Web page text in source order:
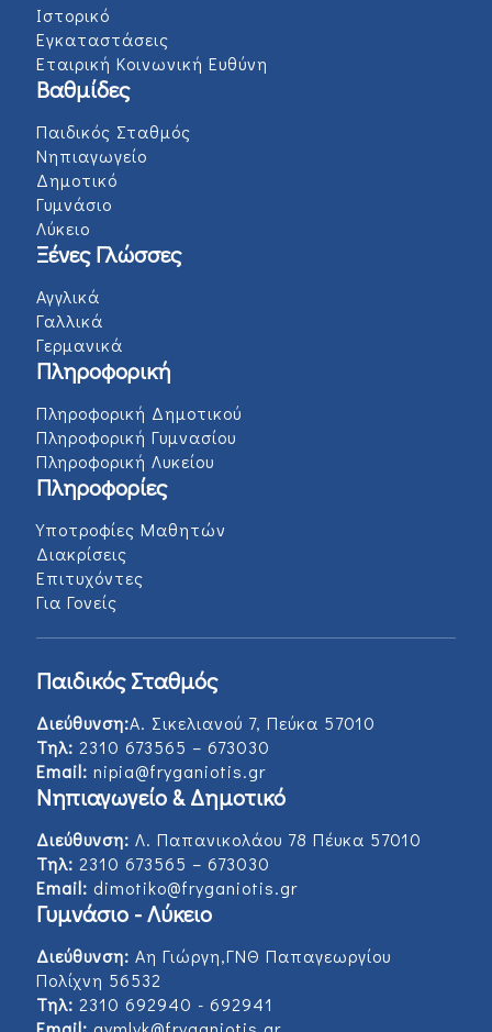
Ιστορικό
Εγκαταστάσεις
Εταιρική Κοινωνική Ευθύνη
Βαθμίδες
Παιδικός Σταθμός
Νηπιαγωγείο
Δημοτικό
Γυμνάσιο
Λύκειο
Ξένες Γλώσσες
Αγγλικά
Γαλλικά
Γερμανικά
Πληροφορική
Πληροφορική Δημοτικού
Πληροφορική Γυμνασίου
Πληροφορική Λυκείου
Πληροφορίες
Υποτροφίες Μαθητών
Διακρίσεις
Επιτυχόντες
Για Γονείς
Παιδικός Σταθμός
Διεύθυνση:Α. Σικελιανού 7, Πεύκα 57010
Τηλ: 2310 673565 – 673030
Email: nipia@fryganiotis.gr
Νηπιαγωγείο & Δημοτικό
Διεύθυνση: Λ. Παπανικολάου 78 Πέυκα 57010
Τηλ: 2310 673565 – 673030
Email: dimotiko@fryganiotis.gr
Γυμνάσιο - Λύκειο
Διεύθυνση: Αη Γιώργη,ΓΝΘ Παπαγεωργίου
Πολίχνη 56532
Τηλ: 2310 692940 - 692941